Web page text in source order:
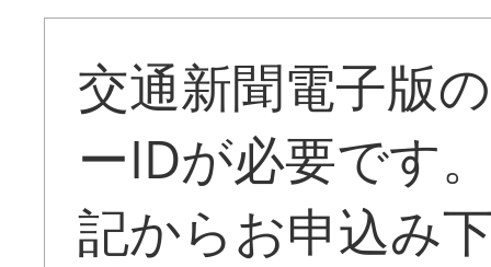
交通新聞電子版
ーIDが必要です
記からお申込み